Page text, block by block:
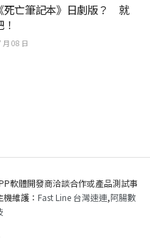
死亡筆記本》日劇版？ 就
月 08 日
軟體開發商洽談合作或產品測試事
維護： Fast Line 台灣速連,阿腸數